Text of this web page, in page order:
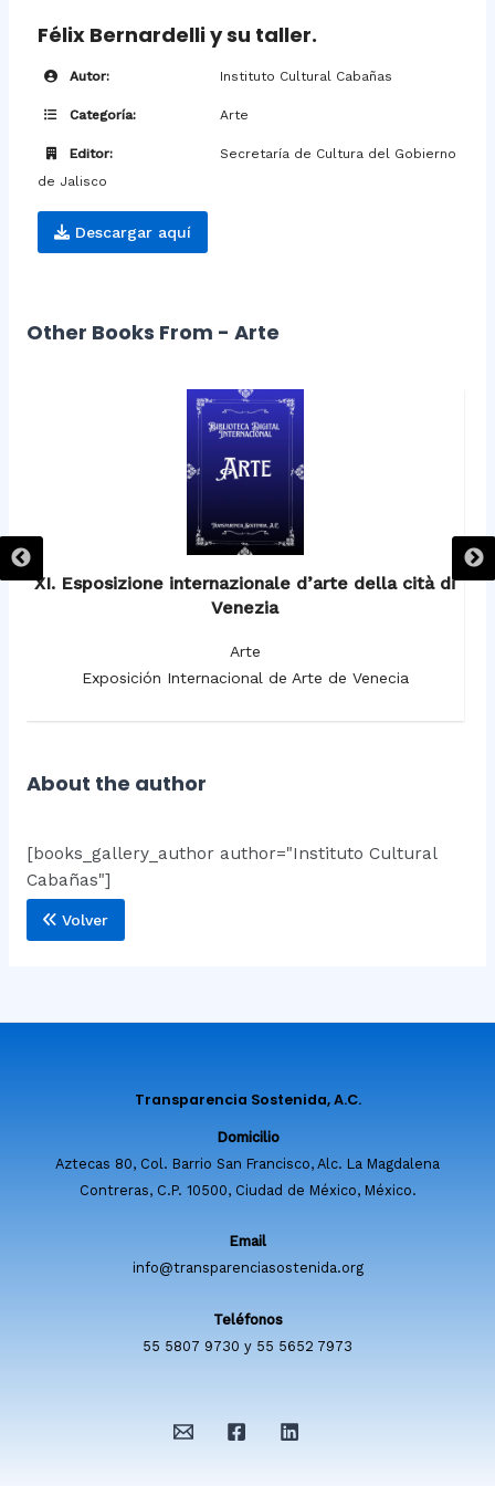
Félix Bernardelli y su taller.
Autor: Instituto Cultural Cabañas
Categoría: Arte
Editor:
Secretaría de Cultura del Gobierno
de Jalisco
Descargar aquí
Other Books From - Arte
XI. Esposizione internazionale d’arte della cità di
Venezia
Arte
Exposición Internacional de Arte de Venecia
About the author
[books_gallery_author author="Instituto Cultural
Cabañas"]
Volver
Transparencia Sostenida, A.C.
Domicilio
Aztecas 80, Col. Barrio San Francisco, Alc. La Magdalena
Contreras, C.P. 10500, Ciudad de México, México.
Email
info@transparenciasostenida.org
Teléfonos
55 5807 9730 y 55 5652 7973